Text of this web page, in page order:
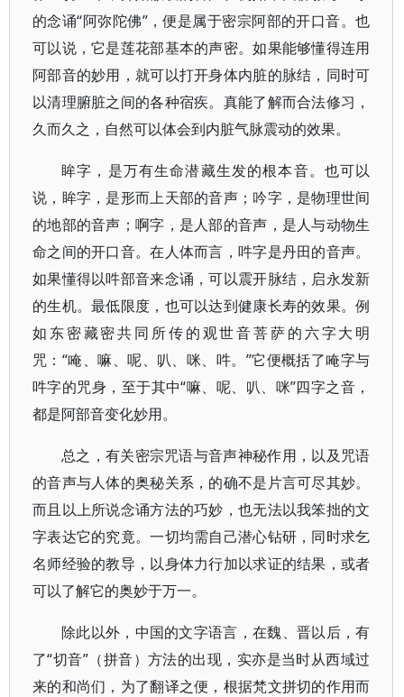
的念诵“阿弥陀佛”，便是属于密宗阿部的开口音。也
可以说，它是莲花部基本的声密。如果能够懂得连用
阿部音的妙用，就可以打开身体内脏的脉结，同时可
以清理腑脏之间的各种宿疾。真能了解而合法修习，
久而久之，自然可以体会到内脏气脉震动的效果。
眸字，是万有生命潜藏生发的根本音。也可以
说，眸字，是形而上天部的音声；吟字，是物理世间
的地部的音声；啊字，是人部的音声，是人与动物生
命之间的开口音。在人体而言，吽字是丹田的音声。
如果懂得以吽部音来念诵，可以震开脉结，启永发新
的生机。最低限度，也可以达到健康长寿的效果。例
如东密藏密共同所传的观世音菩萨的六字大明
咒：“唵、嘛、呢、叭、咪、吽。”它便概括了唵字与
吽字的咒身，至于其中“嘛、呢、叭、咪”四字之音，
都是阿部音变化妙用。
总之，有关密宗咒语与音声神秘作用，以及咒语
的音声与人体的奥秘关系，的确不是片言可尽其妙。
而且以上所说念诵方法的巧妙，也无法以我笨拙的文
字表达它的究竟。一切均需自己潜心钻研，同时求乞
名师经验的教导，以身体力行加以求证的结果，或者
可以了解它的奥妙于万一。
除此以外，中国的文字语言，在魏、晋以后，有
了“切音”（拼音）方法的出现，实亦是当时从西域过
来的和尚们，为了翻译之便，根据梵文拼切的作用而